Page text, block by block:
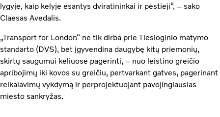
lygyje, kaip kelyje esantys dviratininkai ir pėstieji“, – sako
Claesas Avedalis.
„Transport for London“ ne tik dirba prie Tiesioginio matymo
standarto (DVS), bet įgyvendina daugybę kitų priemonių,
skirtų saugumui keliuose pagerinti, – nuo leistino greičio
apribojimų iki kovos su greičiu, pertvarkant gatves, pagerinant
reikalavimų vykdymą ir perprojektuojant pavojingiausias
miesto sankryžas.